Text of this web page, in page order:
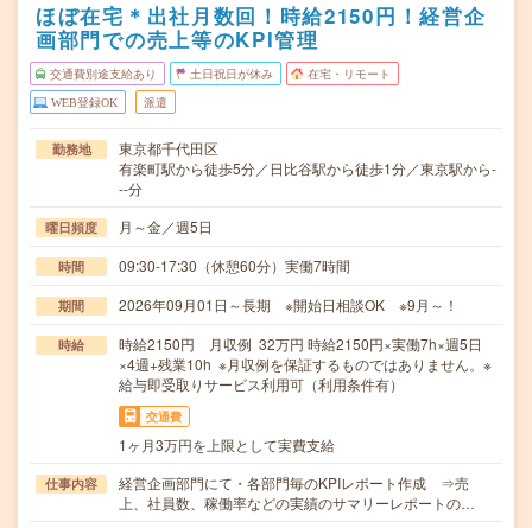
ほぼ在宅＊出社月数回！時給2150円！経営企
画部門での売上等のKPI管理
交通費別途支給あり 土日祝日が休み 在宅・リモート
WEB登録OK 派遣
勤務地
東京都千代田区
有楽町駅から徒歩5分／日比谷駅から徒歩1分／東京駅から-
--分
曜日頻度 月～金／週5日
時間 09:30-17:30（休憩60分）実働7時間
期間 2026年09月01日～長期 ※開始日相談OK ※9月～！
時給
時給2150円 月収例 32万円 時給2150円×実働7h×週5日
×4週+残業10h ※月収例を保証するものではありません。※
給与即受取りサービス利用可（利用条件有）
交通費
1ヶ月3万円を上限として実費支給
仕事内容
経営企画部門にて・各部門毎のKPIレポート作成 ⇒売
上、社員数、稼働率などの実績のサマリーレポートの…